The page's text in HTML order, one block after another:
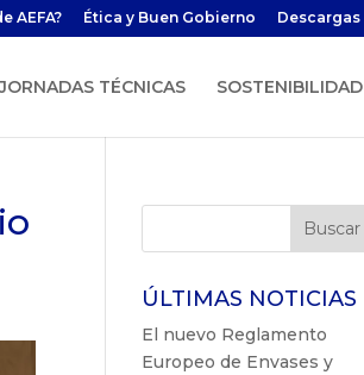
AEFA? Ética y Buen Gobierno Descargas
JORNADAS TÉCNICAS SOSTENIBILIDAD
ÚLTIMAS NOTICIAS
El nuevo Reglamento
Europeo de Envases y